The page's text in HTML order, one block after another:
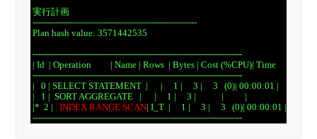
実行計画
----------------------------------------------------------
Plan hash value: 3571442535
--------------------------------------------------------------------------
| Id  | Operation         | Name | Rows  | Bytes | Cost (%CPU)| Time     |
--------------------------------------------------------------------------
|   0 | SELECT STATEMENT  |      |     1 |     3 |     3   (0)| 00:00:01 |
|   1 |  SORT AGGREGATE   |      |     1 |     3 |            |          |
|*  2 | INDEX RANGE SCAN| I_T  |     1 |     3 |     3   (0)| 00:00:01 |